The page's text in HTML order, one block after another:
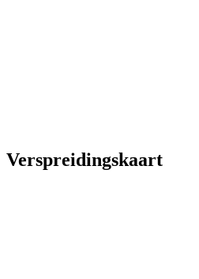
Verspreidingskaart